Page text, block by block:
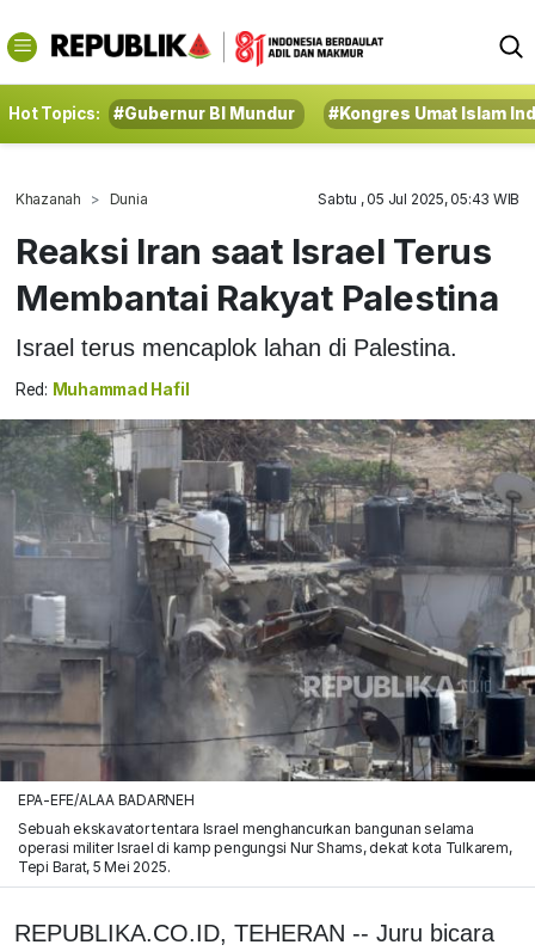
Hot Topics: #Gubernur BI Mundur #Kongres Umat Islam
Khazanah Dunia Sabtu , 05 Jul 2025, 05:43 WIB
Reaksi Iran saat Israel Terus
Membantai Rakyat Palestina
Israel terus mencaplok lahan di Palestina.
Red: Muhammad Hafil
EPA-EFE/ALAA BADARNEH
Sebuah ekskavator tentara Israel menghancurkan bangunan selama
operasi militer Israel di kamp pengungsi Nur Shams, dekat kota Tulkarem,
Tepi Barat, 5 Mei 2025.
REPUBLIKA.CO.ID, TEHERAN -- Juru bicara